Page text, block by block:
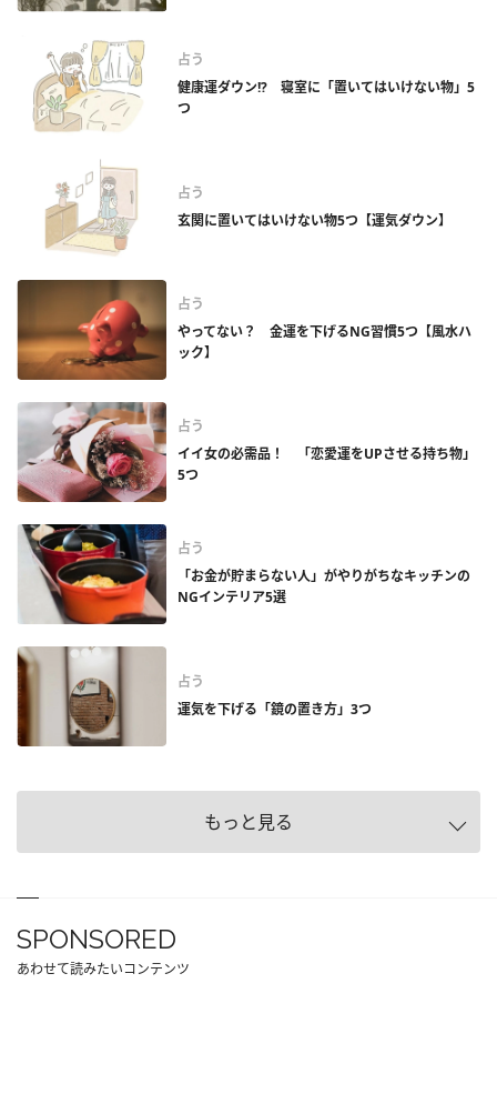
占う
健康運ダウン!? 寝室に「置いてはいけない物」5
つ
占う
玄関に置いてはいけない物5つ【運気ダウン】
占う
やってない？ 金運を下げるNG習慣5つ【風水ハ
ック】
占う
イイ女の必需品！ 「恋愛運をUPさせる持ち物」
5つ
占う
「お金が貯まらない人」がやりがちなキッチンの
NGインテリア5選
占う
運気を下げる「鏡の置き方」3つ
もっと見る
SPONSORED
あわせて読みたいコンテンツ